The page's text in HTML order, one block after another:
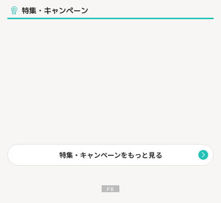
特集・キャンペーン
特集・キャンペーンをもっと見る